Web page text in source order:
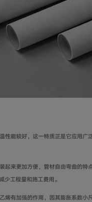
性能较好，这一特质正是它应用广
来更加方便，管材自由弯曲的特
少工程量和施工费用。
烯有加强的作用，因其膨胀系数小